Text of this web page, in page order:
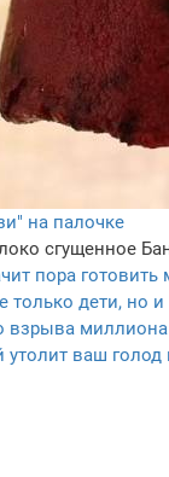
на палочке
сгущенное
пора
только дети, но
взрыва
утолит ваш голод